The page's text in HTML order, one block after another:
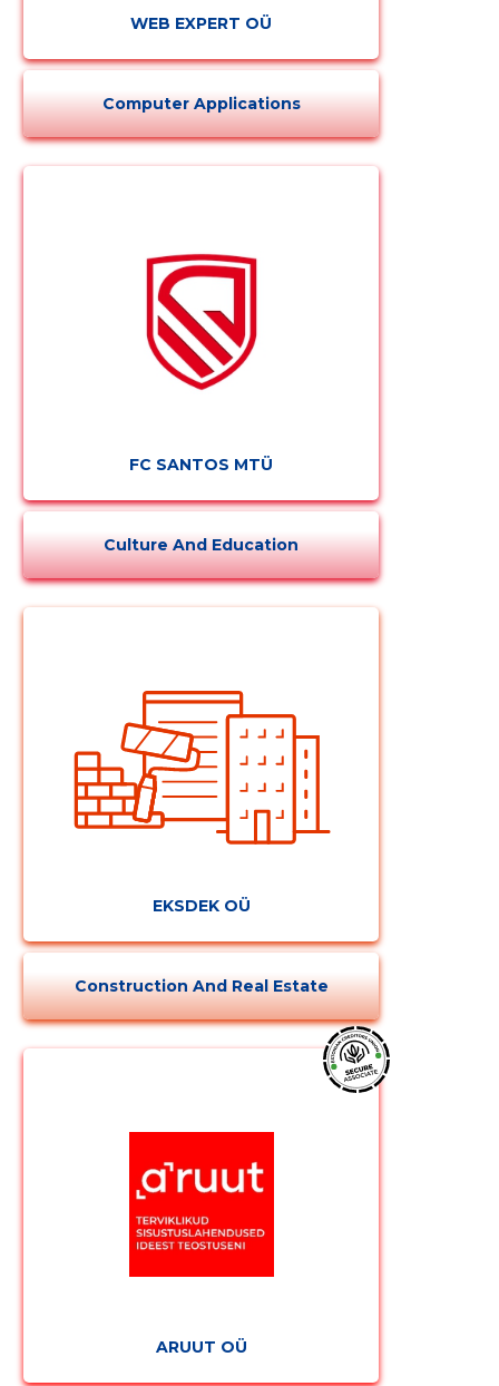
WEB EXPERT OÜ
Computer Applications
FC SANTOS MTÜ
Culture And Education
EKSDEK OÜ
Construction And Real Estate
ARUUT OÜ
Change image